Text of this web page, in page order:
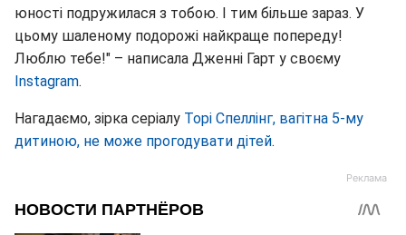
юності подружилася з тобою. І тим більше зараз. У
цьому шаленому подорожі найкраще попереду!
Люблю тебе!" – написала Дженні Гарт у своєму
Instagram.
Нагадаємо, зірка серіалу Торі Спеллінг, вагітна 5-му
дитиною, не може прогодувати дітей.